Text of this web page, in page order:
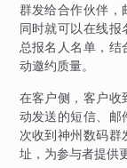
群发给合作伙伴，
同时就可以在线
总报名人名单，
动邀约质量。
在客户侧，客户收
动发送的短信、邮
次收到神州数码
址，为参与者提供